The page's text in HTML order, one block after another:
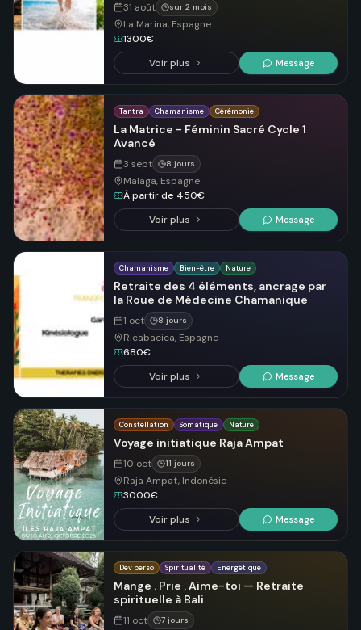
31 août sur 2 mois
La Marina, Espagne
1300€
Voir plus
Message
Tantra Chamanisme Cérémonie
La Matrice - Féminin Sacré Cycle 1
Avancé
3 sept 8 jours
Malaga, Espagne
À partir de 450€
Voir plus
Message
Chamanisme Bien-être Nature
Retraite des 4 éléments, ancrage par
la Roue de Médecine Chamanique
1 oct 8 jours
Ricabacica, Espagne
680€
Voir plus
Message
Constellation Somatique Nature
Voyage initiatique Raja Ampat
10 oct 11 jours
Raja Ampat, Indonésie
3000€
Voir plus
Message
Dev perso Spiritualité Energétique
Mange . Prie . Aime-toi — Retraite
spirituelle à Bali
11 oct 7 jours